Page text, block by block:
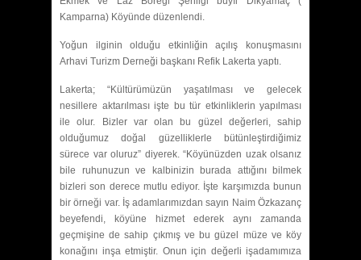
Kamparna) Köyünde düzenlendi.
Yoğun ilginin olduğu etkinliğin açılış konuşmasını
Arhavi Turizm Derneği başkanı Refik Lakerta yaptı.
Lakerta; “Kültürümüzün yaşatılması ve gelecek
nesillere aktarılması işte bu tür etkinliklerin yapılması
ile olur. Bizler var olan bu güzel değerleri, sahip
olduğumuz doğal güzelliklerle bütünleştirdiğimiz
sürece var oluruz” diyerek. “Köyünüzden uzak olsanız
bile ruhunuzun ve kalbinizin burada attığını bilmek
bizleri son derece mutlu ediyor. İşte karşımızda bunun
bir örneği var. İş adamlarımızdan sayın Naim Özkazanç
beyefendi, köyüne hizmet ederek aynı zamanda
geçmişine de sahip çıkmış ve bu güzel müze ve köy
konağını inşa etmiştir. Onun için değerli işadamımıza